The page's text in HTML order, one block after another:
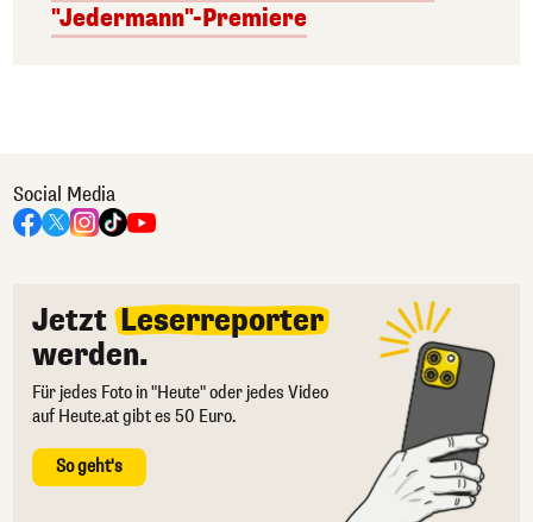
"Jedermann"-Premiere
Social Media
Jetzt Leserreporter
werden.
Für jedes Foto in "Heute" oder jedes Video
auf Heute.at gibt es 50 Euro.
So geht's